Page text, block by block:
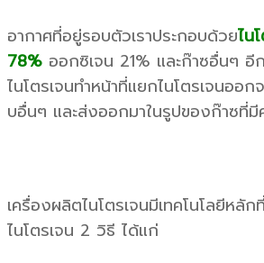
อากาศที่อยู่รอบตัวเราประกอบด้วยไน
78% ออกซิเจน 21% และก๊าซอื่นๆ อี
ไนโตรเจนทำหน้าที่แยกไนโตรเจนออ
บอื่นๆ และส่งออกมาในรูปของก๊าซที่
เครื่องผลิตไนโตรเจนมีเทคโนโลยีหลัก
ไนโตรเจน 2 วิธี ได้แก่